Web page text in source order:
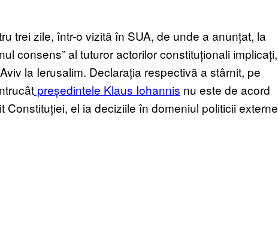
trei zile, într-o vizită în SUA, de unde a anunțat, la
consens” al tuturor actorilor constituționali implicați,
la Ierusalim. Declarația respectivă a stârnit, pe
președintele Klaus Iohannis nu este de acord
el ia deciziile în domeniul politicii externe